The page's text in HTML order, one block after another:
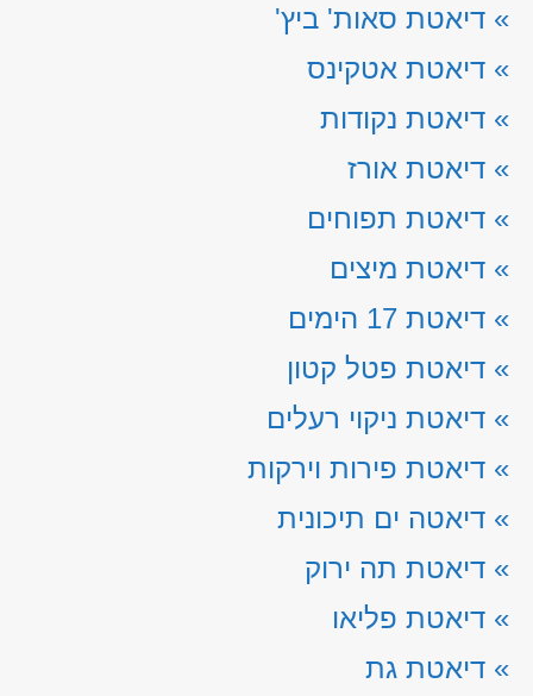
» דיאטת סאות' ביץ'
» דיאטת אטקינס
» דיאטת נקודות
» דיאטת אורז
» דיאטת תפוחים
» דיאטת מיצים
» דיאטת 17 הימים
» דיאטת פטל קטון
» דיאטת ניקוי רעלים
» דיאטת פירות וירקות
» דיאטה ים תיכונית
» דיאטת תה ירוק
» דיאטת פליאו
» דיאטת גת